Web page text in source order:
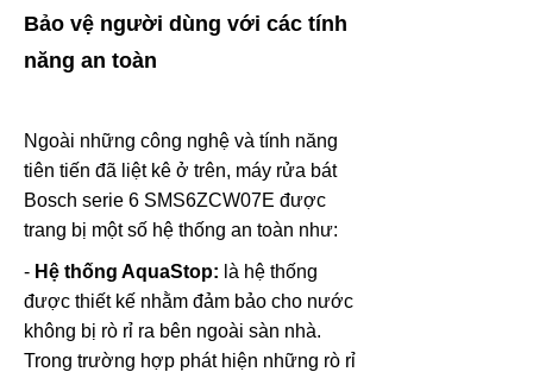
Bảo vệ người dùng với các tính
năng an toàn
Ngoài những công nghệ và tính năng
tiên tiến đã liệt kê ở trên, máy rửa bát
Bosch serie 6 SMS6ZCW07E được
trang bị một số hệ thống an toàn như:
- Hệ thống AquaStop: là hệ thống
được thiết kế nhằm đảm bảo cho nước
không bị rò rỉ ra bên ngoài sàn nhà.
Trong trường hợp phát hiện những rò rỉ